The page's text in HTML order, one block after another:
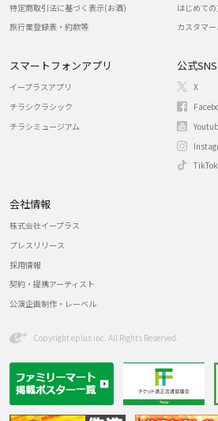
特定商取引法に基づく表示(お酒)
旅行業登録表・約款等
はじめて
カスタマ
スマートフォンアプリ
イープラスアプリ
チラシクラシック
チラシミュージアム
公式SNS
X
TikTok
会社情報
株式会社イープラス
プレスリリース
採用情報
契約・提携アーティスト
公演企画制作・レーベル
Copyright eplus inc. All Rights Reserved.